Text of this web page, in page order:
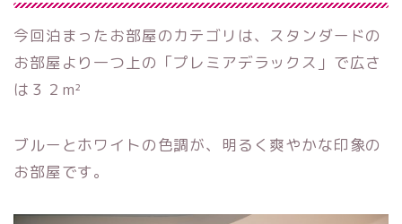
今回泊まったお部屋のカテゴリは、スタンダードの
お部屋より一つ上の「プレミアデラックス」で広さ
は３２m²
ブルーとホワイトの色調が、明るく爽やかな印象の
お部屋です。